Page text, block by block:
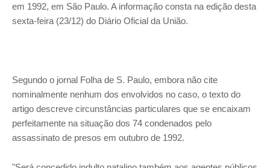
em 1992, em São Paulo. A informação consta na edição desta
sexta-feira (23/12) do Diário Oficial da União.
Segundo o jornal Folha de S. Paulo, embora não cite
nominalmente nenhum dos envolvidos no caso, o texto do
artigo descreve circunstâncias particulares que se encaixam
perfeitamente na situação dos 74 condenados pelo
assassinato de presos em outubro de 1992.